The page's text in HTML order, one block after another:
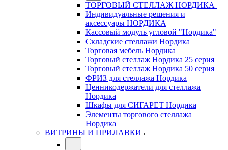
ТОРГОВЫЙ СТЕЛЛАЖ НОРДИКА
Индивидуальные решения и
аксессуары НОРДИКА
Кассовый модуль угловой "Нордика"
Складские стеллажи Нордика
Торговая мебель Нордика
Торговый стеллаж Нордика 25 серия
Торговый стеллаж Нордика 50 серия
ФРИЗ для стеллажа Нордика
Ценникодержатели для стеллажа
Нордика
Шкафы для СИГАРЕТ Нордика
Элементы торгового стеллажа
Нордика
ВИТРИНЫ И ПРИЛАВКИ